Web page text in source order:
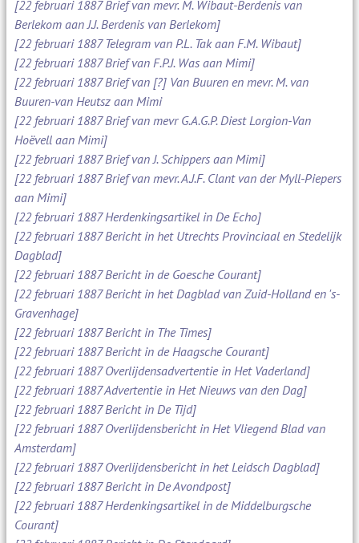
[22 februari 1887 Brief van mevr. M. Wibaut-Berdenis van
Berlekom aan J.J. Berdenis van Berlekom]
[22 februari 1887 Telegram van P.L. Tak aan F.M. Wibaut]
[22 februari 1887 Brief van F.P.J. Was aan Mimi]
[22 februari 1887 Brief van [?] Van Buuren en mevr. M. van
Buuren-van Heutsz aan Mimi
[22 februari 1887 Brief van mevr G.A.G.P. Diest Lorgion-Van
Hoëvell aan Mimi]
[22 februari 1887 Brief van J. Schippers aan Mimi]
[22 februari 1887 Brief van mevr. A.J.F. Clant van der Myll-Piepers
aan Mimi]
[22 februari 1887 Herdenkingsartikel in De Echo]
[22 februari 1887 Bericht in het Utrechts Provinciaal en Stedelijk
Dagblad]
[22 februari 1887 Bericht in de Goesche Courant]
[22 februari 1887 Bericht in het Dagblad van Zuid-Holland en 's-
Gravenhage]
[22 februari 1887 Bericht in The Times]
[22 februari 1887 Bericht in de Haagsche Courant]
[22 februari 1887 Overlijdensadvertentie in Het Vaderland]
[22 februari 1887 Advertentie in Het Nieuws van den Dag]
[22 februari 1887 Bericht in De Tijd]
[22 februari 1887 Overlijdensbericht in Het Vliegend Blad van
Amsterdam]
[22 februari 1887 Overlijdensbericht in het Leidsch Dagblad]
[22 februari 1887 Bericht in De Avondpost]
[22 februari 1887 Herdenkingsartikel in de Middelburgsche
Courant]